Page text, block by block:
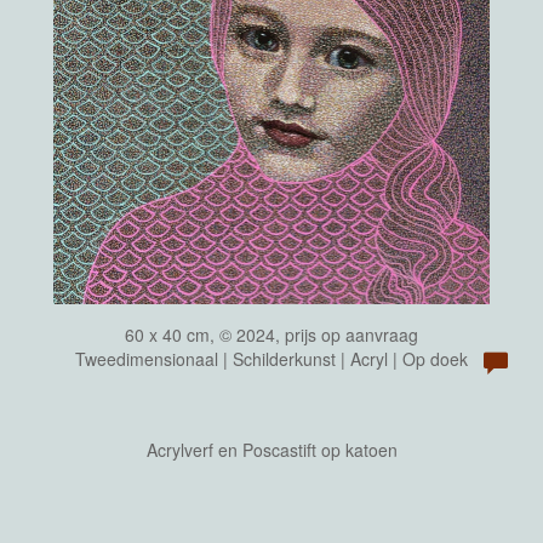
60 x 40 cm, © 2024, prijs op aanvraag
Tweedimensionaal | Schilderkunst | Acryl | Op doek
Acrylverf en Poscastift op katoen